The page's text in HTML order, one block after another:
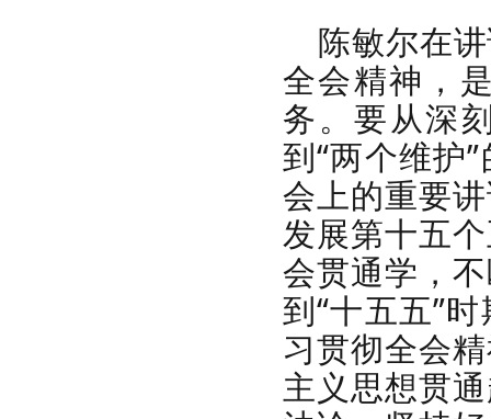
陈敏尔在
全会精神，
务。要从深
到“两个维护”
会上的重要
发展第十五
会贯通学，
到“十五五”
习贯彻全会
主义思想贯